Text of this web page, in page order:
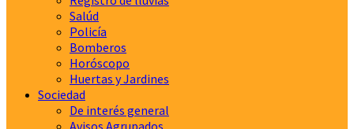
Salúd
Policía
Bomberos
Horóscopo
Huertas y Jardines
Sociedad
De interés general
Avisos Agrupados